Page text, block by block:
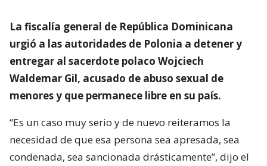
La fiscalía general de República Dominicana
urgió a las autoridades de Polonia a detener y
entregar al sacerdote polaco Wojciech
Waldemar Gil, acusado de abuso sexual de
menores y que permanece libre en su país.
“Es un caso muy serio y de nuevo reiteramos la
necesidad de que esa persona sea apresada, sea
condenada, sea sancionada drásticamente”, dijo el